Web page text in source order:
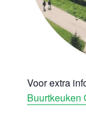
Voor extra
Buurtkeuken